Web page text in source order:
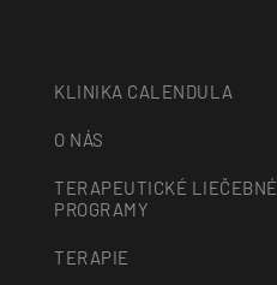
KLINIKA CALENDULA
O NÁS
TERAPEUTICKÉ LIEČEBNÉ
PROGRAMY
TERAPIE